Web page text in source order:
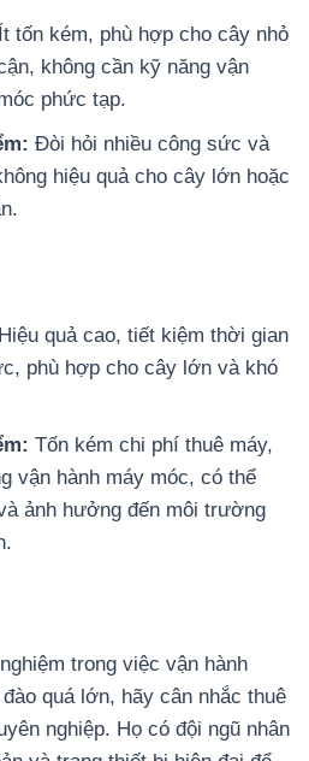
Ít tốn kém, phù hợp cho cây nhỏ
không cần kỹ năng vận
phức tạp.
Đòi hỏi nhiều công sức và
hiệu quả cho cây lớn hoặc
Hiệu quả cao, tiết kiệm thời gian
phù hợp cho cây lớn và khó
Tốn kém chi phí thuê máy,
vận hành máy móc, có thể
ảnh hưởng đến môi trường
trong việc vận hành
quá lớn, hãy cân nhắc thuê
nghiệp. Họ có đội ngũ nhân